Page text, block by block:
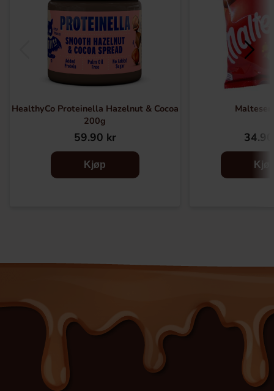
HealthyCo Proteinella Hazelnut & Cocoa
200g
59.90 kr
Kjøp